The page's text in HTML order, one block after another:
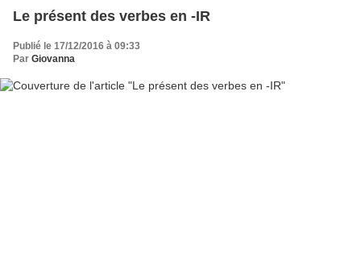
Le présent des verbes en -IR
Publié le 17/12/2016 à 09:33
Par Giovanna